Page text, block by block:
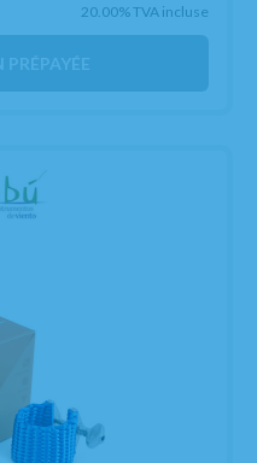
20.00%TVA incluse
PRÉPAYÉE